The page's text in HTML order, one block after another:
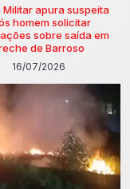
Militar apura suspeita
homem solicitar
sobre saída em
de Barroso
16/07/2026